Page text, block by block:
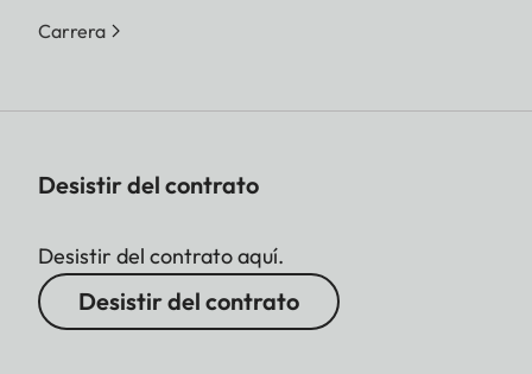
Carrera
Desistir del contrato
Desistir del contrato aquí.
Desistir del contrato